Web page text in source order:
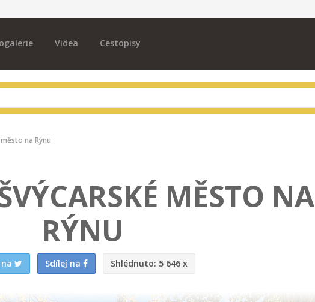
Videa Cestopisy
na Rýnu
MĚSTO NA
RÝNU
na Sdílej na Shlédnuto: 5 646 x